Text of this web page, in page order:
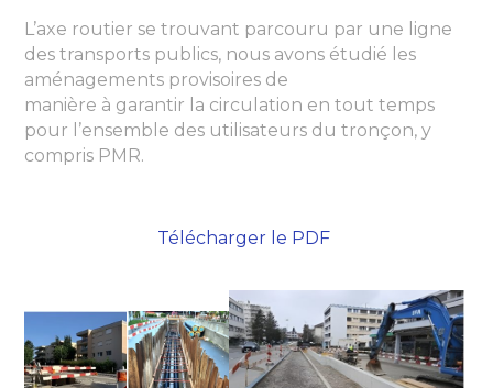
L’axe routier se trouvant parcouru par une ligne
des transports publics, nous avons étudié les
aménagements provisoires de
manière à garantir la circulation en tout temps
pour l’ensemble des utilisateurs du tronçon, y
compris PMR.
Télécharger le PDF